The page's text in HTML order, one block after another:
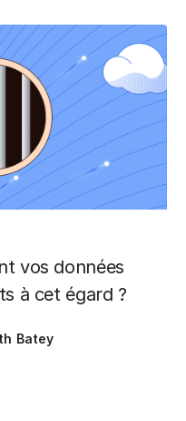
vos données
à cet égard ?
Batey